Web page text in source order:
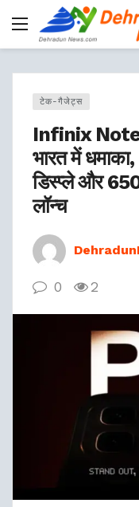
टेक-गैजेट्स
Infinix Note
भारत में
डिस्प्ले और
लॉन्च
0 2